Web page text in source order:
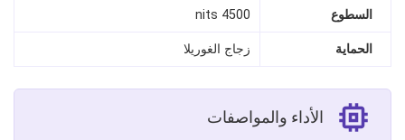
السطوع 4500 nits
الحماية زجاج الغوريلا
الأداء والمواصفات